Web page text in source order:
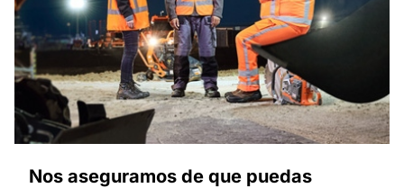
Nos aseguramos de que puedas